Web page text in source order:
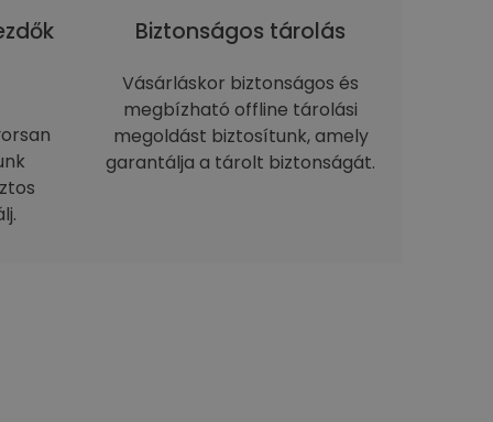
Biztonságos tárolás
Vásárláskor biztonságos és
megbízható offline tárolási
megoldást biztosítunk, amely
garantálja a tárolt biztonságát.